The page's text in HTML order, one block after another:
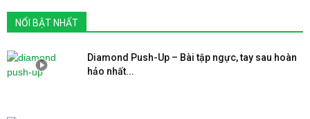
NỔI BẬT NHẤT
Diamond Push-Up – Bài tập ngực, tay sau hoàn
hảo nhất...